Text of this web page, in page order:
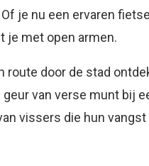
je nu een ervaren
je met open armen.
route door de stad
van verse munt bij
vissers die hun